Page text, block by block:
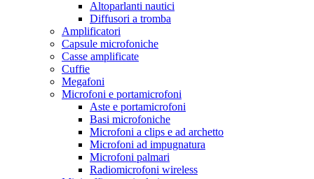
Altoparlanti nautici
Diffusori a tromba
Amplificatori
Capsule microfoniche
Casse amplificate
Cuffie
Megafoni
Microfoni e portamicrofoni
Aste e portamicrofoni
Basi microfoniche
Microfoni a clips e ad archetto
Microfoni ad impugnatura
Microfoni palmari
Radiomicrofoni wireless